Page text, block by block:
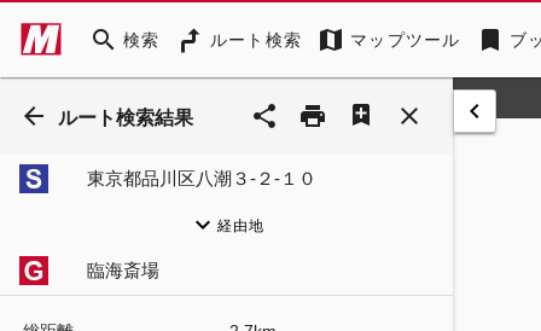
search 検索 ルート検索 map マップツール bookmark ブ
arrow_back ルート検索結果 share print close
東京都品川区八潮３‐２‐１０
keyboard_arrow_down 経由地
臨海斎場
keyboard_arrow_left